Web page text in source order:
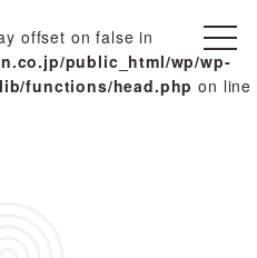
offset on false in
public_html/wp/wp-
functions/head.php on line
t
o
g
g